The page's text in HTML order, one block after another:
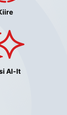
AI-lt